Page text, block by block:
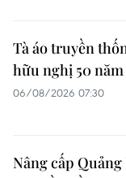
Tà áo truyền
hữu nghị 50
06/08/2026 07:30
Nâng cấp